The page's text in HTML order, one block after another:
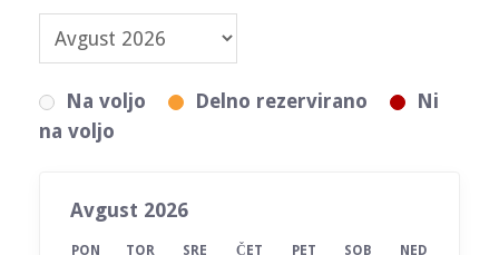
Na voljo Delno rezervirano
Ni
na voljo
Avgust 2026
PON TOR SRE ČET PET SOB NED